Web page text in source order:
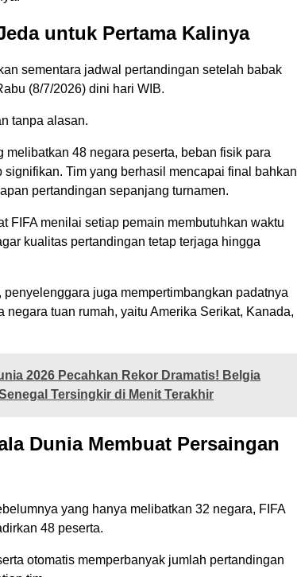
untuk Pertama Kalinya
sementara jadwal pertandingan setelah babak
(8/7/2026) dini hari WIB.
tanpa alasan.
melibatkan 48 negara peserta, beban fisik para
signifikan. Tim yang berhasil mencapai final bahkan
pertandingan sepanjang turnamen.
FIFA menilai setiap pemain membutuhkan waktu
kualitas pertandingan tetap terjaga hingga
juga mempertimbangkan padatnya
negara tuan rumah, yaitu Amerika Serikat, Kanada,
2026 Pecahkan Rekor Dramatis! Belgia
Tersingkir di Menit Terakhir
Dunia Membuat Persaingan
yang hanya melibatkan 32 negara, FIFA
48 peserta.
otomatis memperbanyak jumlah pertandingan